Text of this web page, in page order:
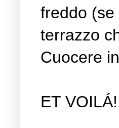
freddo
terrazzo
Cuocere
ET